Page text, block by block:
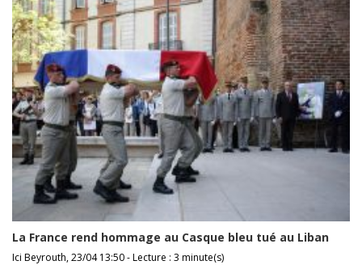
La France rend hommage au Casque bleu tué au Liban
Ici Beyrouth, 23/04 13:50 - Lecture : 3 minute(s)